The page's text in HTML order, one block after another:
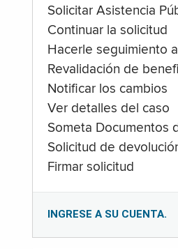
Solicitar Asistencia
Continuar la solicitud
Hacerle seguimiento
Revalidación de
Notificar los cambios
Ver detalles del caso
Someta Documentos
Solicitud de
Firmar solicitud
INGRESE A SU CUENTA.